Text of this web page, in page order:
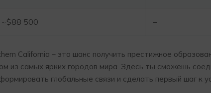
~$88 500 –
California – это шанс получить престижное
из самых ярких городов мира. Здесь ты сможешь
глобальные связи и сделать первый шаг